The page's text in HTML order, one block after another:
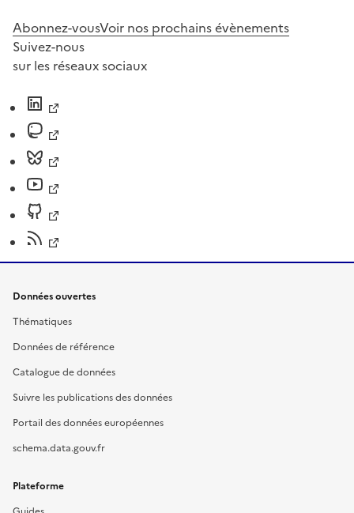
Abonnez-vousVoir nos prochains évènements
Suivez-nous
sur les réseaux sociaux
Données ouvertes
Thématiques
Données de référence
Catalogue de données
Suivre les publications des données
Portail des données européennes
schema.data.gouv.fr
Plateforme